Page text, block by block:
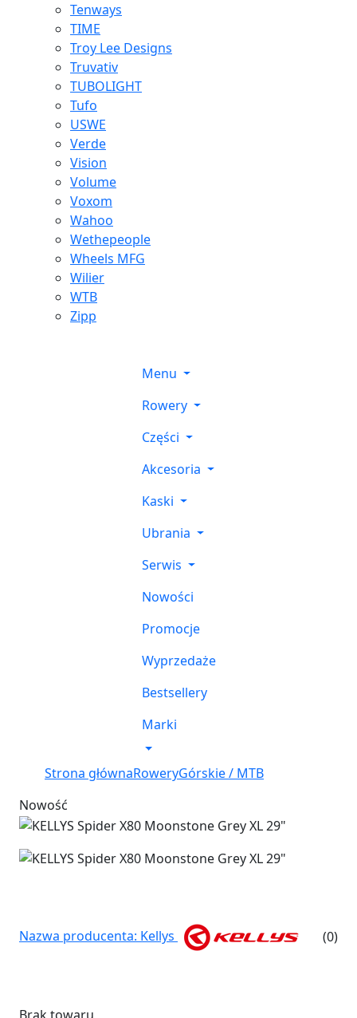
Tenways
TIME
Troy Lee Designs
Truvativ
TUBOLIGHT
Tufo
USWE
Verde
Vision
Volume
Voxom
Wahoo
Wethepeople
Wheels MFG
Wilier
WTB
Zipp
Menu
Rowery
Części
Akcesoria
Kaski
Ubrania
Serwis
Nowości
Promocje
Wyprzedaże
Bestsellery
Marki
Strona głównaRoweryGórskie / MTB
Nowość
Nazwa producenta: Kellys (0)